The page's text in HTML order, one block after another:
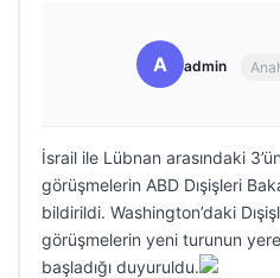
A admin
İsrail ile Lübnan arasındaki
görüşmelerin ABD Dışişleri
bildirildi. Washington’daki
görüşmelerin yeni turunun
başladığı duyuruldu.